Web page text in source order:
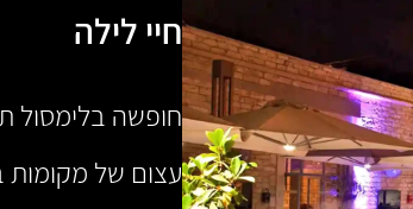
חיי לילה
חופשה בלימסול
עצום של מקומות